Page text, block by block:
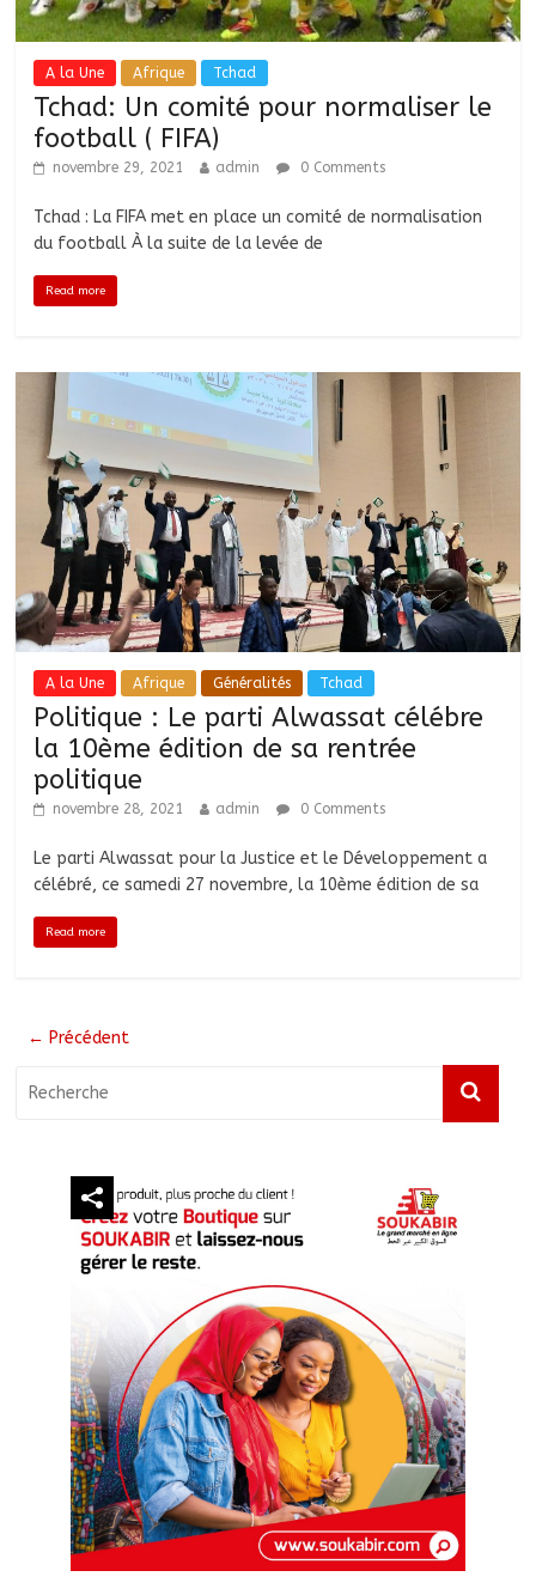
A la Une Afrique Tchad
Tchad: Un comité pour normaliser le
football ( FIFA)
novembre 29, 2021 admin 0 Comments
Tchad : La FIFA met en place un comité de normalisation
du football À la suite de la levée de
Read more
A la Une Afrique Généralités Tchad
Politique : Le parti Alwassat célébre
la 10ème édition de sa rentrée
politique
novembre 28, 2021 admin 0 Comments
Le parti Alwassat pour la Justice et le Développement a
célébré, ce samedi 27 novembre, la 10ème édition de sa
Read more
← Précédent